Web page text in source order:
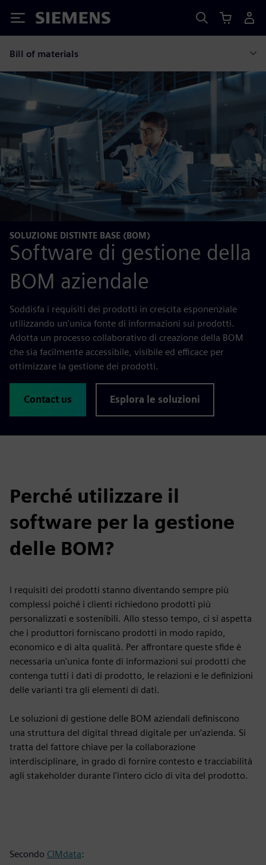
Siemens
Bill of materials
SOLUZIONE DISTINTE BASE (BOM)
Software di gestione della
BOM aziendale
Soddisfa i requisiti dei prodotti in crescita esponenziale
utilizzando un'unica fonte di informazioni sui prodotti.
Adotta un processo collaborativo di creazione della BOM
che sia facilmente accessibile, visibile ed efficace per
ottimizzare la gestione dei prodotti.
Contact us Esplora le soluzioni
Perché utilizzare il
software per la gestione
delle BOM?
I requisiti dei prodotti stanno diventando sempre più
complessi poiché i clienti richiedono prodotti più
personalizzati e sostenibili. Allo stesso tempo, ci si aspetta
che i produttori forniscano prodotti in modo rapido,
economico e di alta qualità. Per affrontare queste sfide è
necessaria un'unica fonte di informazioni sui prodotti che
contenga tutti i dati di prodotto, le relazioni e le definizioni
delle varianti tra gli elementi di dati.
Le soluzioni di gestione delle BOM aziendali definiscono
una struttura del digital thread digitale per un'azienda. Si
tratta del fattore chiave per la collaborazione
interdisciplinare, in grado di fornire contesto e tracciabilità
agli stakeholder durante l'intero ciclo di vita del prodotto.
Secondo CIMdata: